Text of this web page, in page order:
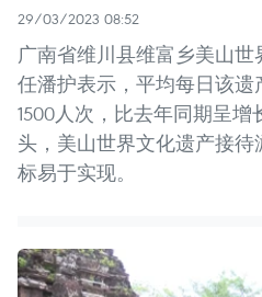
29/03/2023 08:52
广南省维川县维富乡美山
任潘护表示，平均每日该遗
1500人次，比去年同期呈
头，美山世界文化遗产接待
标易于实现。